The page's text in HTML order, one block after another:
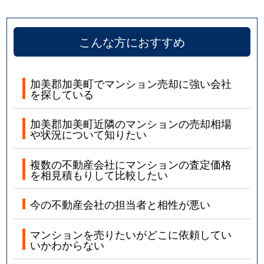
こんな方におすすめ
加美郡加美町でマンション売却に強い会社
を探している
加美郡加美町近隣のマンションの売却相場
や状況について知りたい
複数の不動産会社にマンションの査定価格
を相見積もりして比較したい
今の不動産会社の担当者と相性が悪い
マンションを売りたいがどこに依頼してい
いかわからない